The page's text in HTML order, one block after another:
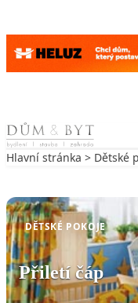
Skip to content
Hlavní stránka > Dětské
DĚTSKÉ POKOJE
Přiletí čáp